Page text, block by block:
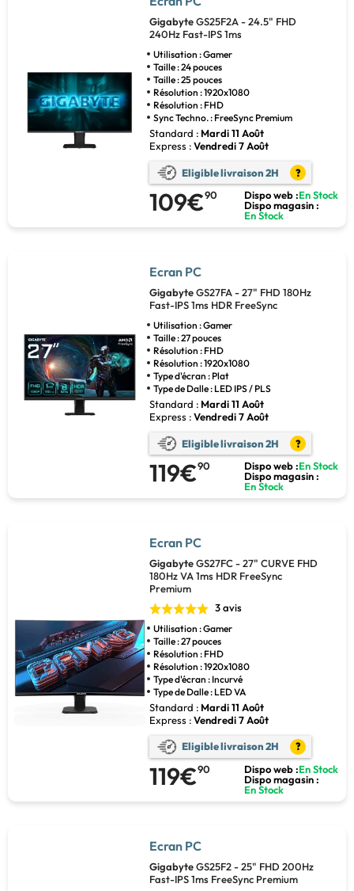
GigabyteGS25F2A - 24.5" FHD
240Hz Fast-IPS 1ms
Utilisation : Gamer
Taille : 24 pouces
Taille : 25 pouces
Résolution : 1920x1080
Résolution : FHD
Sync Techno. : FreeSync Premium
Standard : Mardi 11 Août
Express :Vendredi 7 Août
Eligible livraison 2H ?
109€90 Dispo web :En Stock
Dispo magasin :
En Stock
Ecran PC
GigabyteGS27FA - 27" FHD 180Hz
Fast-IPS 1ms HDR FreeSync
Utilisation : Gamer
Taille : 27 pouces
Résolution : FHD
Résolution : 1920x1080
Type d'écran : Plat
Type de Dalle : LED IPS / PLS
Standard : Mardi 11 Août
Express :Vendredi 7 Août
Eligible livraison 2H ?
119€90 Dispo web :En Stock
Dispo magasin :
En Stock
Ecran PC
GigabyteGS27FC - 27" CURVE FHD
180Hz VA 1ms HDR FreeSync
Premium
3 avis
Utilisation : Gamer
Taille : 27 pouces
Résolution : FHD
Résolution : 1920x1080
Type d'écran : Incurvé
Type de Dalle : LED VA
Standard : Mardi 11 Août
Express :Vendredi 7 Août
Eligible livraison 2H ?
119€90 Dispo web :En Stock
Dispo magasin :
En Stock
Ecran PC
GigabyteGS25F2 - 25" FHD 200Hz
Fast-IPS 1ms FreeSync Premium